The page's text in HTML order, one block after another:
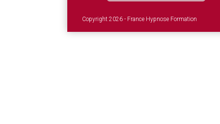
Copyright 2026 - France Hypnose Formation